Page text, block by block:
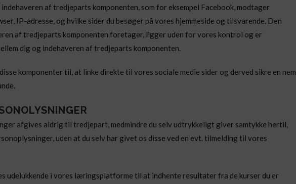
af tredjeparts komponenten, som for eksempel Facebook, modtager
IP-adresse, og hvilke sider du besøger på vores hjemmeside og tilsvarende. Den
af tredjeparts komponenten foretager, ligger uden for vores kontrol og er
dig og indehaveren af tredjeparts komponenten.
komponenter til, at linke direkte til vores sociale medie sider og derved sikre en nem
afgives aldrig til tredjepart, medmindre du selv udtrykkeligt giver samtykke hertil,
uden at du selv har givet os disse ved en evt. tilmelding til vores
udelukkende i vores læringsplatforme til at indhente resultater fra de kurser du er